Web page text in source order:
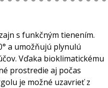
s funkčným tienením.
a umožňujú plynulú
Vďaka bioklimatickému
prostredie aj počas
je možné uzavrieť z